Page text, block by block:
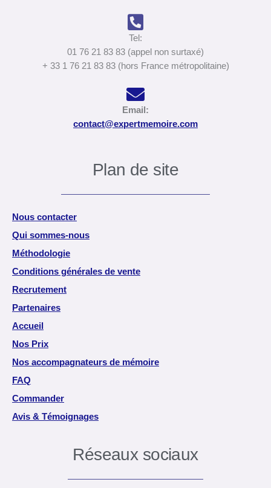
Tel:
01 76 21 83 83 (appel non surtaxé)
+ 33 1 76 21 83 83 (hors France métropolitaine)
Email:
contact@expertmemoire.com
Plan de site
Nous contacter
Qui sommes-nous
Méthodologie
Conditions générales de vente
Recrutement
Partenaires
Accueil
Nos Prix
Nos accompagnateurs de mémoire
FAQ
Commander
Avis & Témoignages
Réseaux sociaux